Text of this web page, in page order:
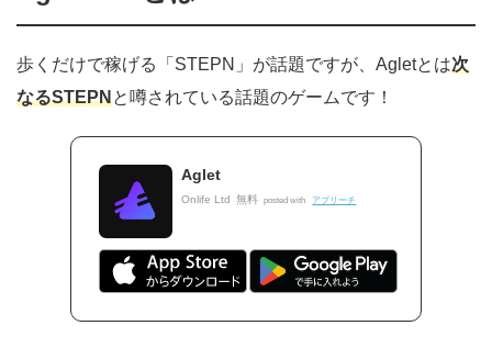
歩くだけで稼げる「STEPN」が話題ですが、Agletとは次
なるSTEPNと噂されている話題のゲームです！
Aglet
Onlife Ltd 無料 posted with アプリーチ